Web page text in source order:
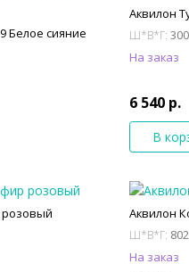
Белое сияние
Аквилон
Ш*В*Г:
На заказ
6 540 р.
В
Аквилон
Ш*В*Г:
На заказ